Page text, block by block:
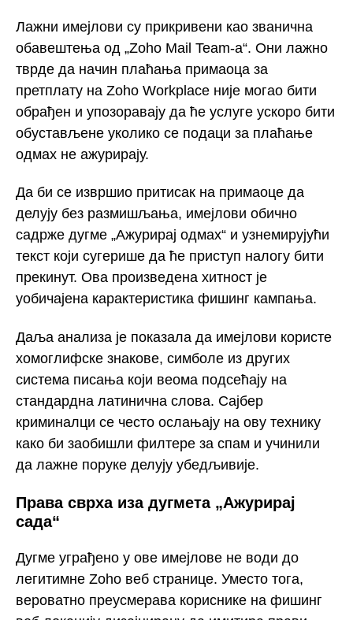
Лажни имејлови су прикривени као званична
обавештења од „Zoho Mail Team-а“. Они лажно
тврде да начин плаћања примаоца за
претплату на Zoho Workplace није могао бити
обрађен и упозоравају да ће услуге ускоро бити
обустављене уколико се подаци за плаћање
одмах не ажурирају.
Да би се извршио притисак на примаоце да
делују без размишљања, имејлови обично
садрже дугме „Ажурирај одмах“ и узнемирујући
текст који сугерише да ће приступ налогу бити
прекинут. Ова произведена хитност је
уобичајена карактеристика фишинг кампања.
Даља анализа је показала да имејлови користе
хомоглифске знакове, симболе из других
система писања који веома подсећају на
стандардна латинична слова. Сајбер
криминалци се често ослањају на ову технику
како би заобишли филтере за спам и учинили
да лажне поруке делују убедљивије.
Права сврха иза дугмета „Ажурирај
сада“
Дугме уграђено у ове имејлове не води до
легитимне Zoho веб странице. Уместо тога,
вероватно преусмерава кориснике на фишинг